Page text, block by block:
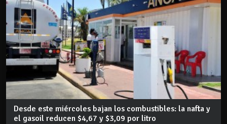
Desde este miércoles bajan los combustibles: la nafta y
el gasoil reducen $4,67 y $3,09 por litro